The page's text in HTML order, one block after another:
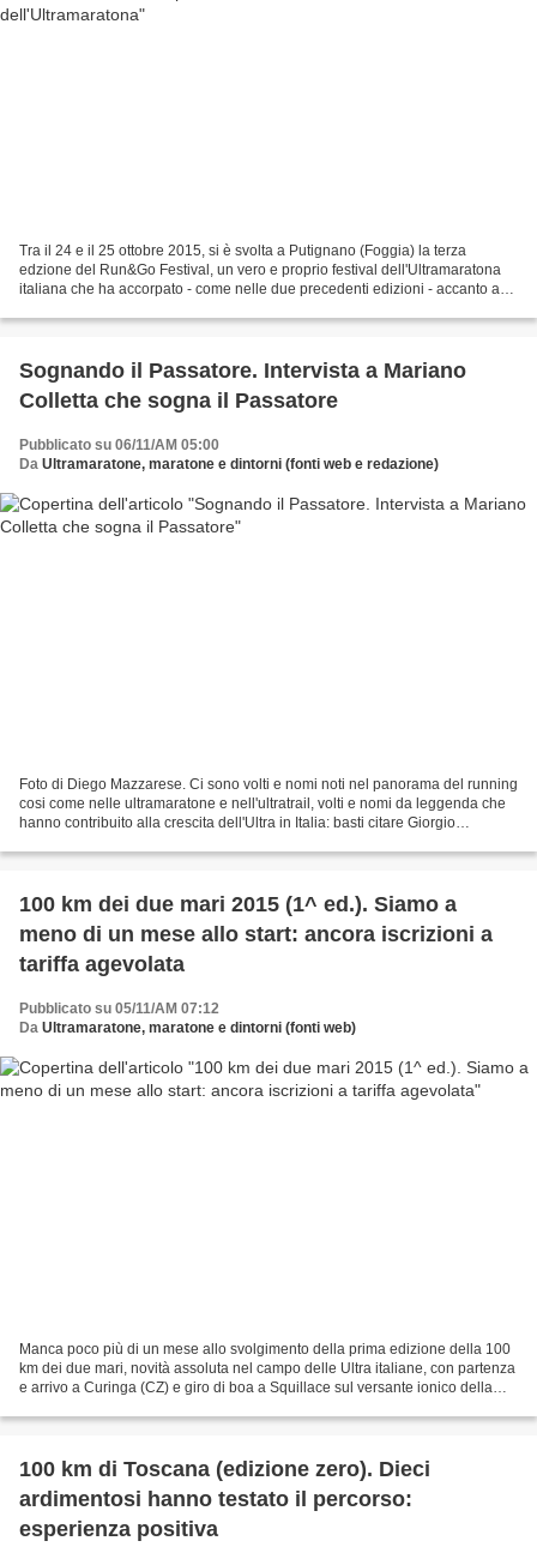
Tra il 24 e il 25 ottobre 2015, si è svolta a Putignano (Foggia) la terza
edzione del Run&Go Festival, un vero e proprio festival dell'Ultramaratona
italiana che ha accorpato - come nelle due precedenti edizioni - accanto ad
Sognando il Passatore. Intervista a Mariano
Colletta che sogna il Passatore
Pubblicato su 06/11/AM 05:00
Da Ultramaratone, maratone e dintorni (fonti web e redazione)
Foto di Diego Mazzarese. Ci sono volti e nomi noti nel panorama del running
cosi come nelle ultramaratone e nell'ultratrail, volti e nomi da leggenda che
hanno contribuito alla crescita dell'Ultra in Italia: basti citare Giorgio
100 km dei due mari 2015 (1^ ed.). Siamo a
meno di un mese allo start: ancora iscrizioni a
tariffa agevolata
Pubblicato su 05/11/AM 07:12
Da Ultramaratone, maratone e dintorni (fonti web)
Manca poco più di un mese allo svolgimento della prima edizione della 100
km dei due mari, novità assoluta nel campo delle Ultra italiane, con partenza
e arrivo a Curinga (CZ) e giro di boa a Squillace sul versante ionico della
100 km di Toscana (edizione zero). Dieci
ardimentosi hanno testato il percorso:
esperienza positiva